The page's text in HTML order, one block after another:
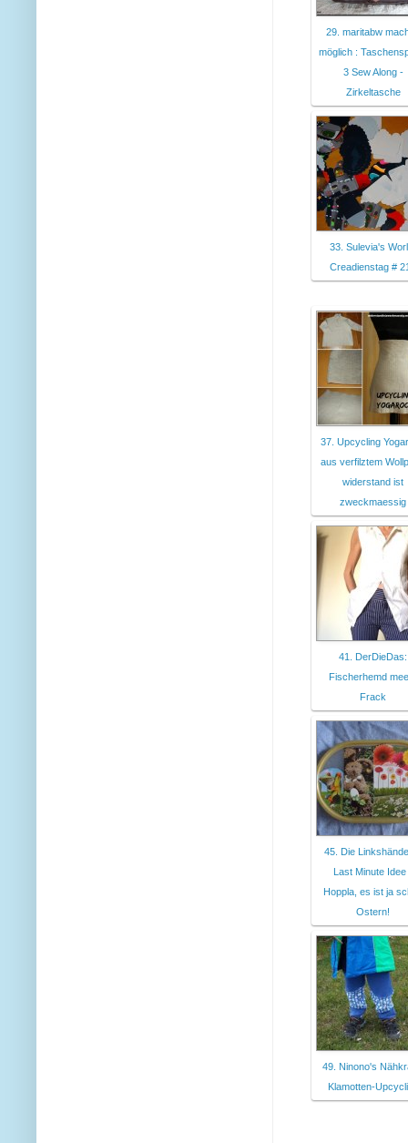
29. maritabw
möglich :
3 Sew Along -
Zirkeltasche
33. Sulevia's
Creadienstag #
37. Upcycling
aus verfilztem
widerstand ist
zweckmaessig
41. DerDieDas:
Fischerhemd
Frack
45. Die
Last Minute Idee
Hoppla, es ist ja
Ostern!
49. Ninono's
Klamotten-